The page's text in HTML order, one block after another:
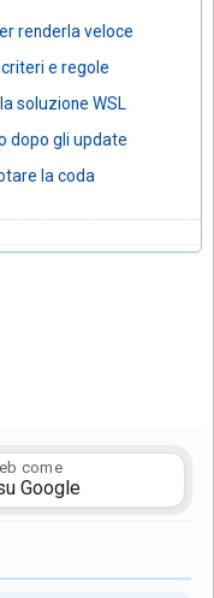
renderla veloce
e regole
soluzione WSL
dopo gli update
la coda
come
Google